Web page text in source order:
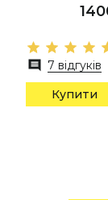
7 відгуків
Купити